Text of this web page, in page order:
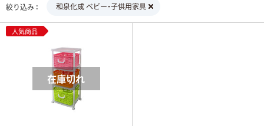
絞り込み 和泉化成 ベビー・子供用家具
人気商品